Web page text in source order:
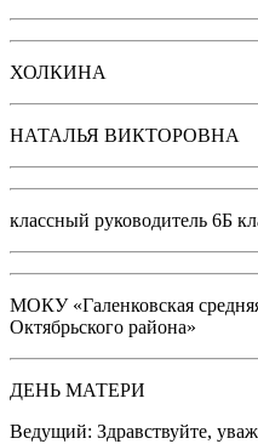
ХОЛКИНА
НАТАЛЬЯ ВИКТОРОВНА
классный руководитель 6Б
МОКУ «Галенковская
Октябрьского района»
ДЕНЬ МАТЕРИ
Ведущий: Здравствуйте,